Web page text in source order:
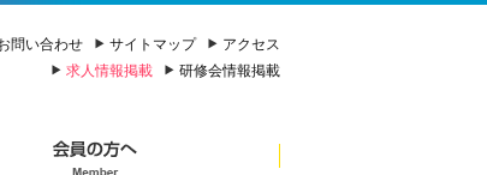
アクセス
サイトマップ
問い合わせ
研修会情報掲載
求人情報掲載